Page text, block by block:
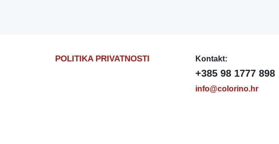
POLITIKA PRIVATNOSTI Kontakt:
+385 98 1777 898
info@colorino.hr